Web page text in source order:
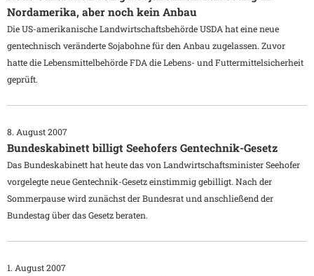
Nordamerika, aber noch kein Anbau
Die US-amerikanische Landwirtschaftsbehörde USDA hat eine neue
gentechnisch veränderte Sojabohne für den Anbau zugelassen. Zuvor
hatte die Lebensmittelbehörde FDA die Lebens- und Futtermittelsicherheit
geprüft.
8. August 2007
Bundeskabinett billigt Seehofers Gentechnik-Gesetz
Das Bundeskabinett hat heute das von Landwirtschaftsminister Seehofer
vorgelegte neue Gentechnik-Gesetz einstimmig gebilligt. Nach der
Sommerpause wird zunächst der Bundesrat und anschließend der
Bundestag über das Gesetz beraten.
1. August 2007